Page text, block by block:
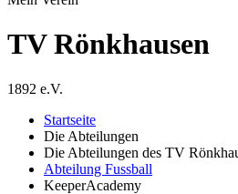
TV Rönkhausen
1892 e.V.
Startseite
Die Abteilungen
Die Abteilungen des TV
Abteilung Fussball
KeeperAcademy